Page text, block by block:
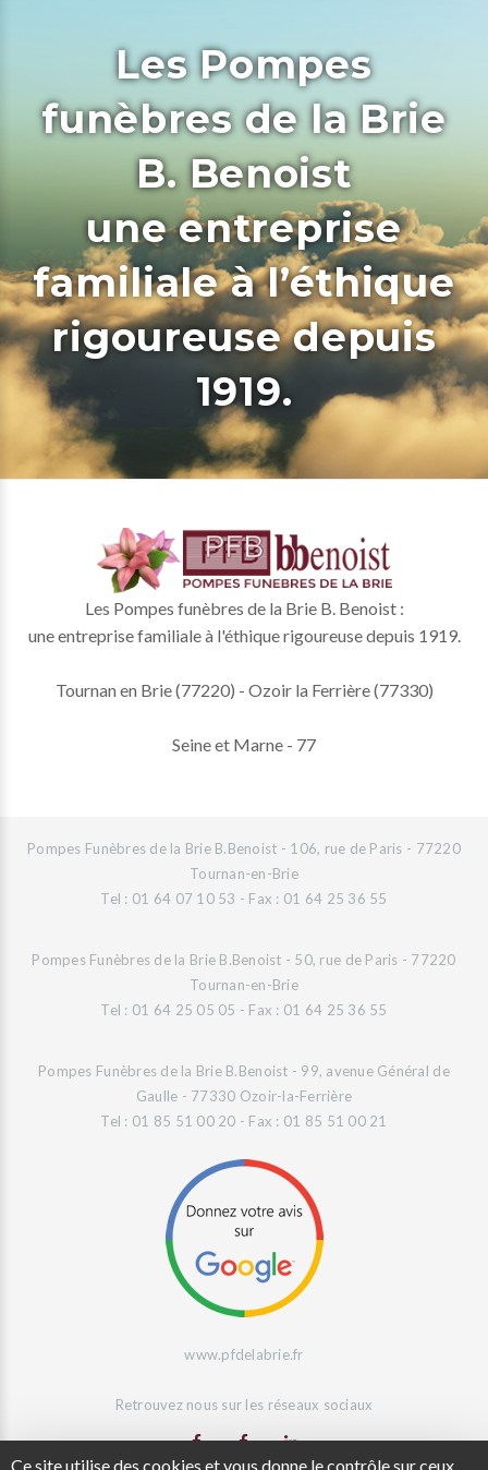
Ce site utilise des cookies et vous donne le contrôle sur ceux
Les Pompes
funèbres de la Brie
B. Benoist
une entreprise
familiale à l’éthique
rigoureuse depuis
1919.
Les Pompes funèbres de la Brie B. Benoist :
une entreprise familiale à l'éthique rigoureuse depuis 1919.
Tournan en Brie (77220) - Ozoir la Ferrière (77330)
Seine et Marne - 77
Pompes Funèbres de la Brie B.Benoist - 106, rue de Paris - 77220
Tournan-en-Brie
Tel : 01 64 07 10 53 - Fax : 01 64 25 36 55
Pompes Funèbres de la Brie B.Benoist - 50, rue de Paris - 77220
Tournan-en-Brie
Tel : 01 64 25 05 05 - Fax : 01 64 25 36 55
Pompes Funèbres de la Brie B.Benoist - 99, avenue Général de
Gaulle - 77330 Ozoir-la-Ferrière
Tel : 01 85 51 00 20 - Fax : 01 85 51 00 21
www.pfdelabrie.fr
Retrouvez nous sur les réseaux sociaux